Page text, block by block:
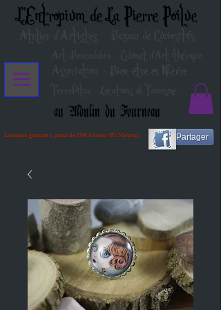
L'Entropium de La Pierre Poilue
Atelier d'Artistes Bazaar de Curiosités
au Moulin du Fourneau
Partager
Livraison gratuite à partir de 80€ d'achat (Fr Métrop)
Art-Bracadabra - Cabinet d'Art-thérapie
TerraVitae - Locations de Tourisme
Association - Bien-être en Nièvre